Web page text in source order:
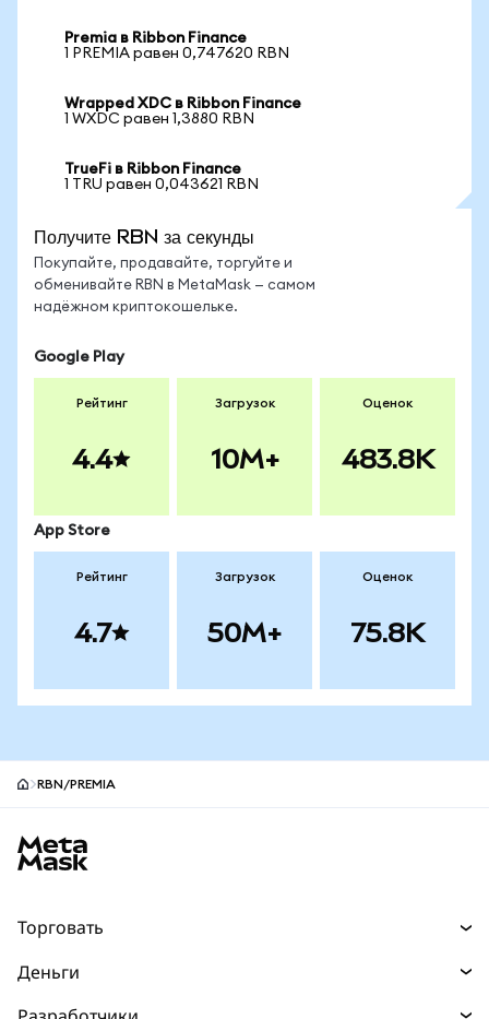
Premia в Ribbon Finance
1 PREMIA равен 0,747620 RBN
Wrapped XDC в Ribbon Finance
1 WXDC равен 1,3880 RBN
TrueFi в Ribbon Finance
1 TRU равен 0,043621 RBN
Получите RBN за секунды
Покупайте, продавайте, торгуйте и
обменивайте RBN в MetaMask — самом
надёжном криптокошельке.
Google Play
Рейтинг
4.4
Загрузок
10M+
Оценок
483.8K
App Store
Рейтинг
4.7
Загрузок
50M+
Оценок
75.8K
RBN/PREMIA
Торговать
Деньги